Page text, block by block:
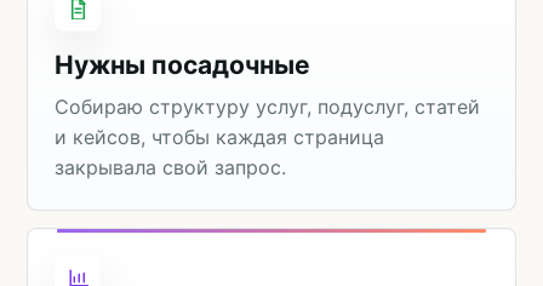
Нужны посадочные
Собираю структуру услуг, подуслуг, статей
и кейсов, чтобы каждая страница
закрывала свой запрос.